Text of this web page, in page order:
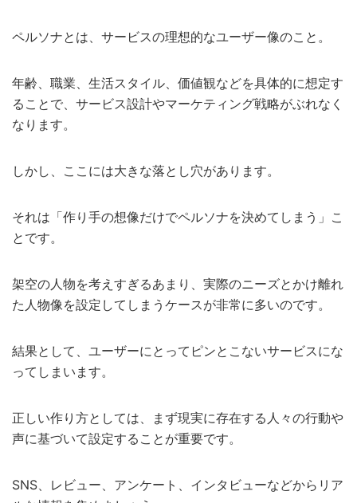
ペルソナとは、サービスの理想的なユーザー像のこと。
年齢、職業、生活スタイル、価値観などを具体的に想定す
ることで、サービス設計やマーケティング戦略がぶれなく
なります。
しかし、ここには大きな落とし穴があります。
それは「作り手の想像だけでペルソナを決めてしまう」こ
とです。
架空の人物を考えすぎるあまり、実際のニーズとかけ離れ
た人物像を設定してしまうケースが非常に多いのです。
結果として、ユーザーにとってピンとこないサービスにな
ってしまいます。
正しい作り方としては、まず現実に存在する人々の行動や
声に基づいて設定することが重要です。
SNS、レビュー、アンケート、インタビューなどからリア